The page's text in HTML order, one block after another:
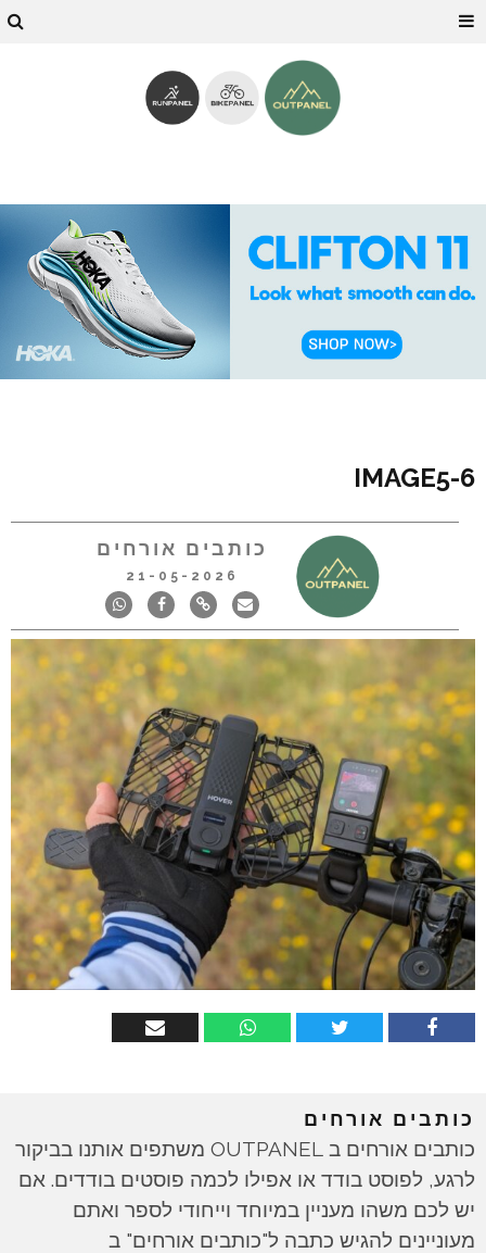
IMAGE5-6
כותבים אורחים
21-05-2026
כותבים אורחים
כותבים אורחים ב OUTPANEL משתפים אותנו בביקור
לרגע, לפוסט בודד או אפילו לכמה פוסטים בודדים. אם
יש לכם משהו מעניין במיוחד וייחודי לספר ואתם
מעוניינים להגיש כתבה ל"כותבים אורחים" ב